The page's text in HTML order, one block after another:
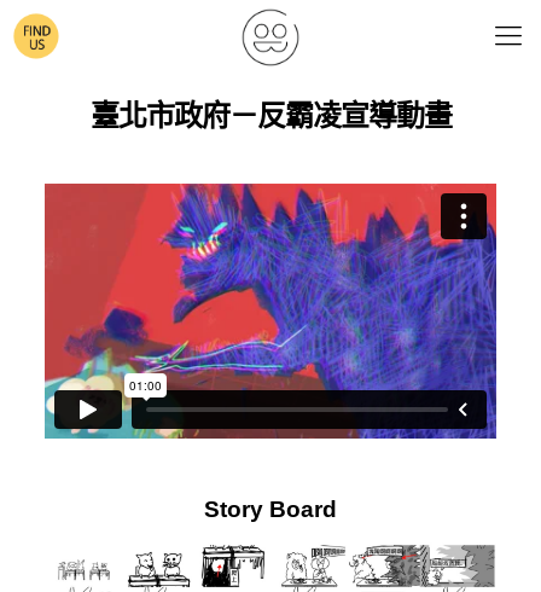
臺北市政府－反霸凌宣導動畫
Story Board